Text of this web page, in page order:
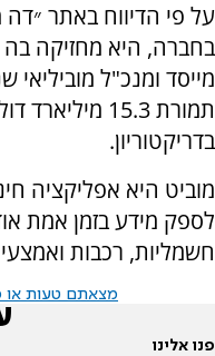
על פי הדיווח באתר
תמורת 15.3
בדריקטוריון.
לספק מידע בזמן אמת
חשמליות, רכבות
מצאתם טעות או
פנו אלינו